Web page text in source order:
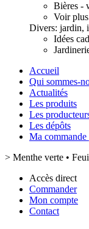
Bières -
Voir
Divers: jardin,
Idées
Accueil
Qui sommes-
Actualités
Les produits
Les
Les dépôts
Ma commande
> Menthe verte •
Accès direct
Commander
Mon compte
Contact